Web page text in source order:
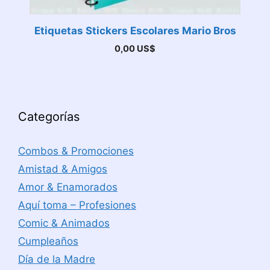
Etiquetas Stickers Escolares Mario Bros
0,00 US$
Categorías
Combos & Promociones
Amistad & Amigos
Amor & Enamorados
Aquí toma – Profesiones
Comic & Animados
Cumpleaños
Día de la Madre